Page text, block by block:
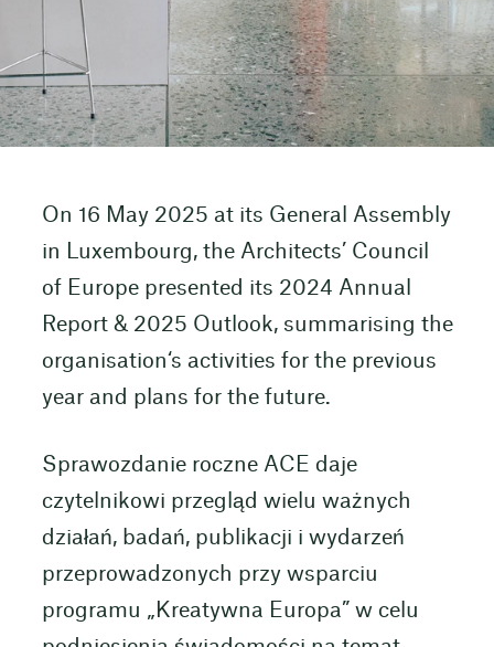
On 16 May 2025 at its General Assembly
in Luxembourg, the Architects’ Council
of Europe presented its 2024 Annual
Report & 2025 Outlook, summarising the
organisation‘s activities for the previous
year and plans for the future.
Sprawozdanie roczne ACE daje
czytelnikowi przegląd wielu ważnych
działań, badań, publikacji i wydarzeń
przeprowadzonych przy wsparciu
programu „Kreatywna Europa” w celu